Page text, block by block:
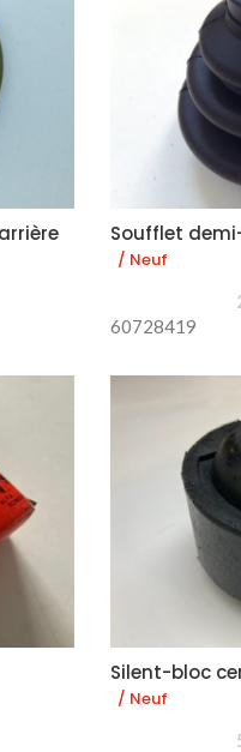
Soufflet
/ Neuf
60728419
Silent-bloc
/ Neuf